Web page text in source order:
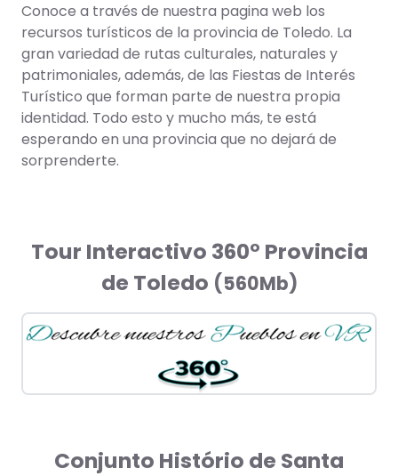
Conoce a través de nuestra pagina web los
recursos turísticos de la provincia de Toledo. La
gran variedad de rutas culturales, naturales y
patrimoniales, además, de las Fiestas de Interés
Turístico que forman parte de nuestra propia
identidad. Todo esto y mucho más, te está
esperando en una provincia que no dejará de
sorprenderte.
Tour Interactivo 360º Provincia
de Toledo (560Mb)
Conjunto Histório de Santa